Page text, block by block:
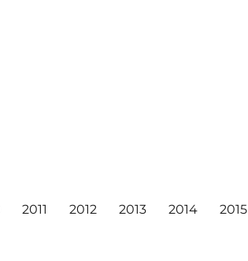
2011 2012 2013 2014 2015